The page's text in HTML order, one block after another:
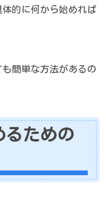
的に何から始めれば
簡単な方法があるの
るための